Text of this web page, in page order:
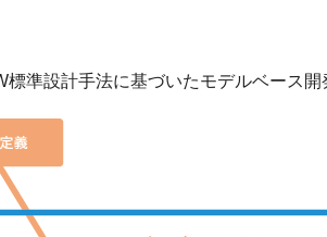
準設計手法に基づいたモデルベース開